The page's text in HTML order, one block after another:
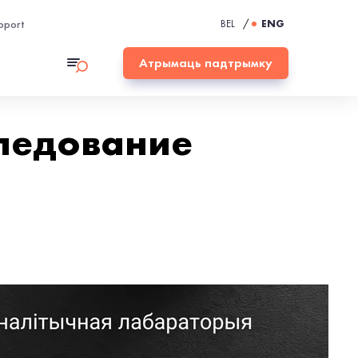
BEL / ENG
Атрымаць падтрымку